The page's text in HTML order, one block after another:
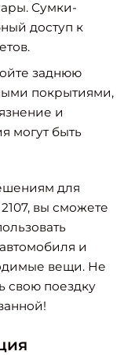
Сумки-
доступ к
заднюю
покрытиями,
и
могут быть
для
вы сможете
и
вещи. Не
свою поездку